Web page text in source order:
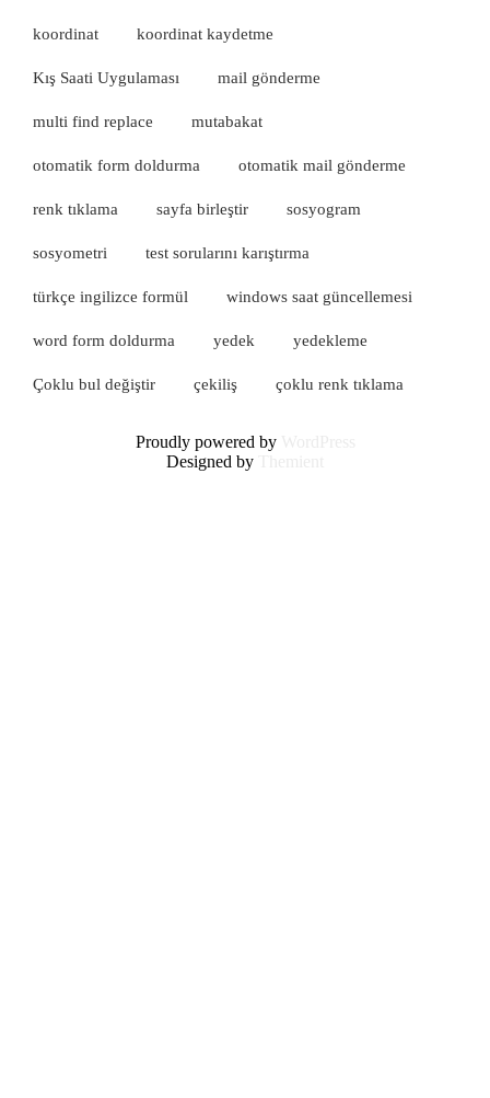
koordinat koordinat kaydetme
Kış Saati Uygulaması mail gönderme
multi find replace mutabakat
otomatik form doldurma otomatik mail gönderme
renk tıklama sayfa birleştir sosyogram
sosyometri test sorularını karıştırma
türkçe ingilizce formül windows saat güncellemesi
word form doldurma yedek yedekleme
Çoklu bul değiştir çekiliş çoklu renk tıklama
Proudly powered by
Designed by